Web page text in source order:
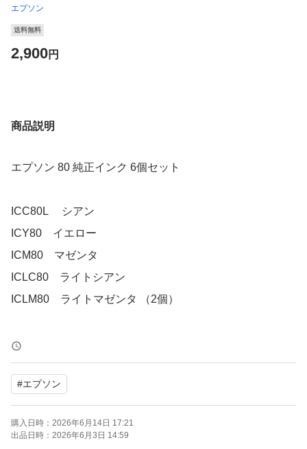
エプソン
送料無料
2,900円
商品説明
エプソン 80 純正インク 6個セット
ICC80L シアン
ICY80 イエロー
ICM80 マゼンタ
ICLC80 ライトシアン
ICLM80 ライトマゼンタ （2個）
未使用・未開封品です。
プリンターを買い替えたため不要になりました。
F
#エプソン
購入日時： 2026年6月14日 17:21
出品日時： 2026年6月3日 14:59